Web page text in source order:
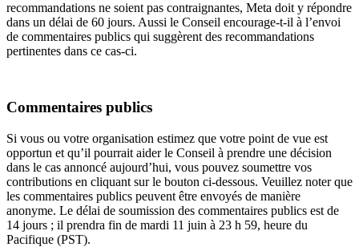
recommandations ne soient pas contraignantes, Meta doit y répondre
dans un délai de 60 jours. Aussi le Conseil encourage-t-il à l’envoi
de commentaires publics qui suggèrent des recommandations
pertinentes dans ce cas-ci.
Commentaires publics
Si vous ou votre organisation estimez que votre point de vue est
opportun et qu’il pourrait aider le Conseil à prendre une décision
dans le cas annoncé aujourd’hui, vous pouvez soumettre vos
contributions en cliquant sur le bouton ci-dessous. Veuillez noter que
les commentaires publics peuvent être envoyés de manière
anonyme. Le délai de soumission des commentaires publics est de
14 jours ; il prendra fin de mardi 11 juin à 23 h 59, heure du
Pacifique (PST).